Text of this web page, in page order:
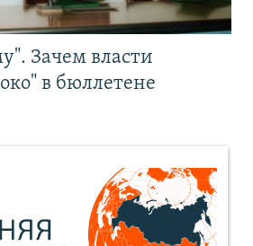
Зачем власти
в бюллетене